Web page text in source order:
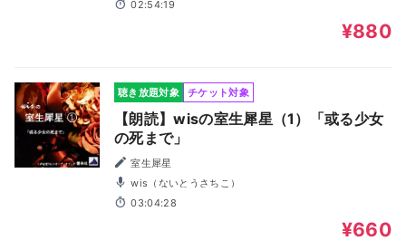
02:54:19
¥880
聴き放題対象 チケット対象
【朗読】wisの室生犀星（1）「或る少女
の死まで」
室生犀星
wis（ないとうさちこ）
03:04:28
¥660